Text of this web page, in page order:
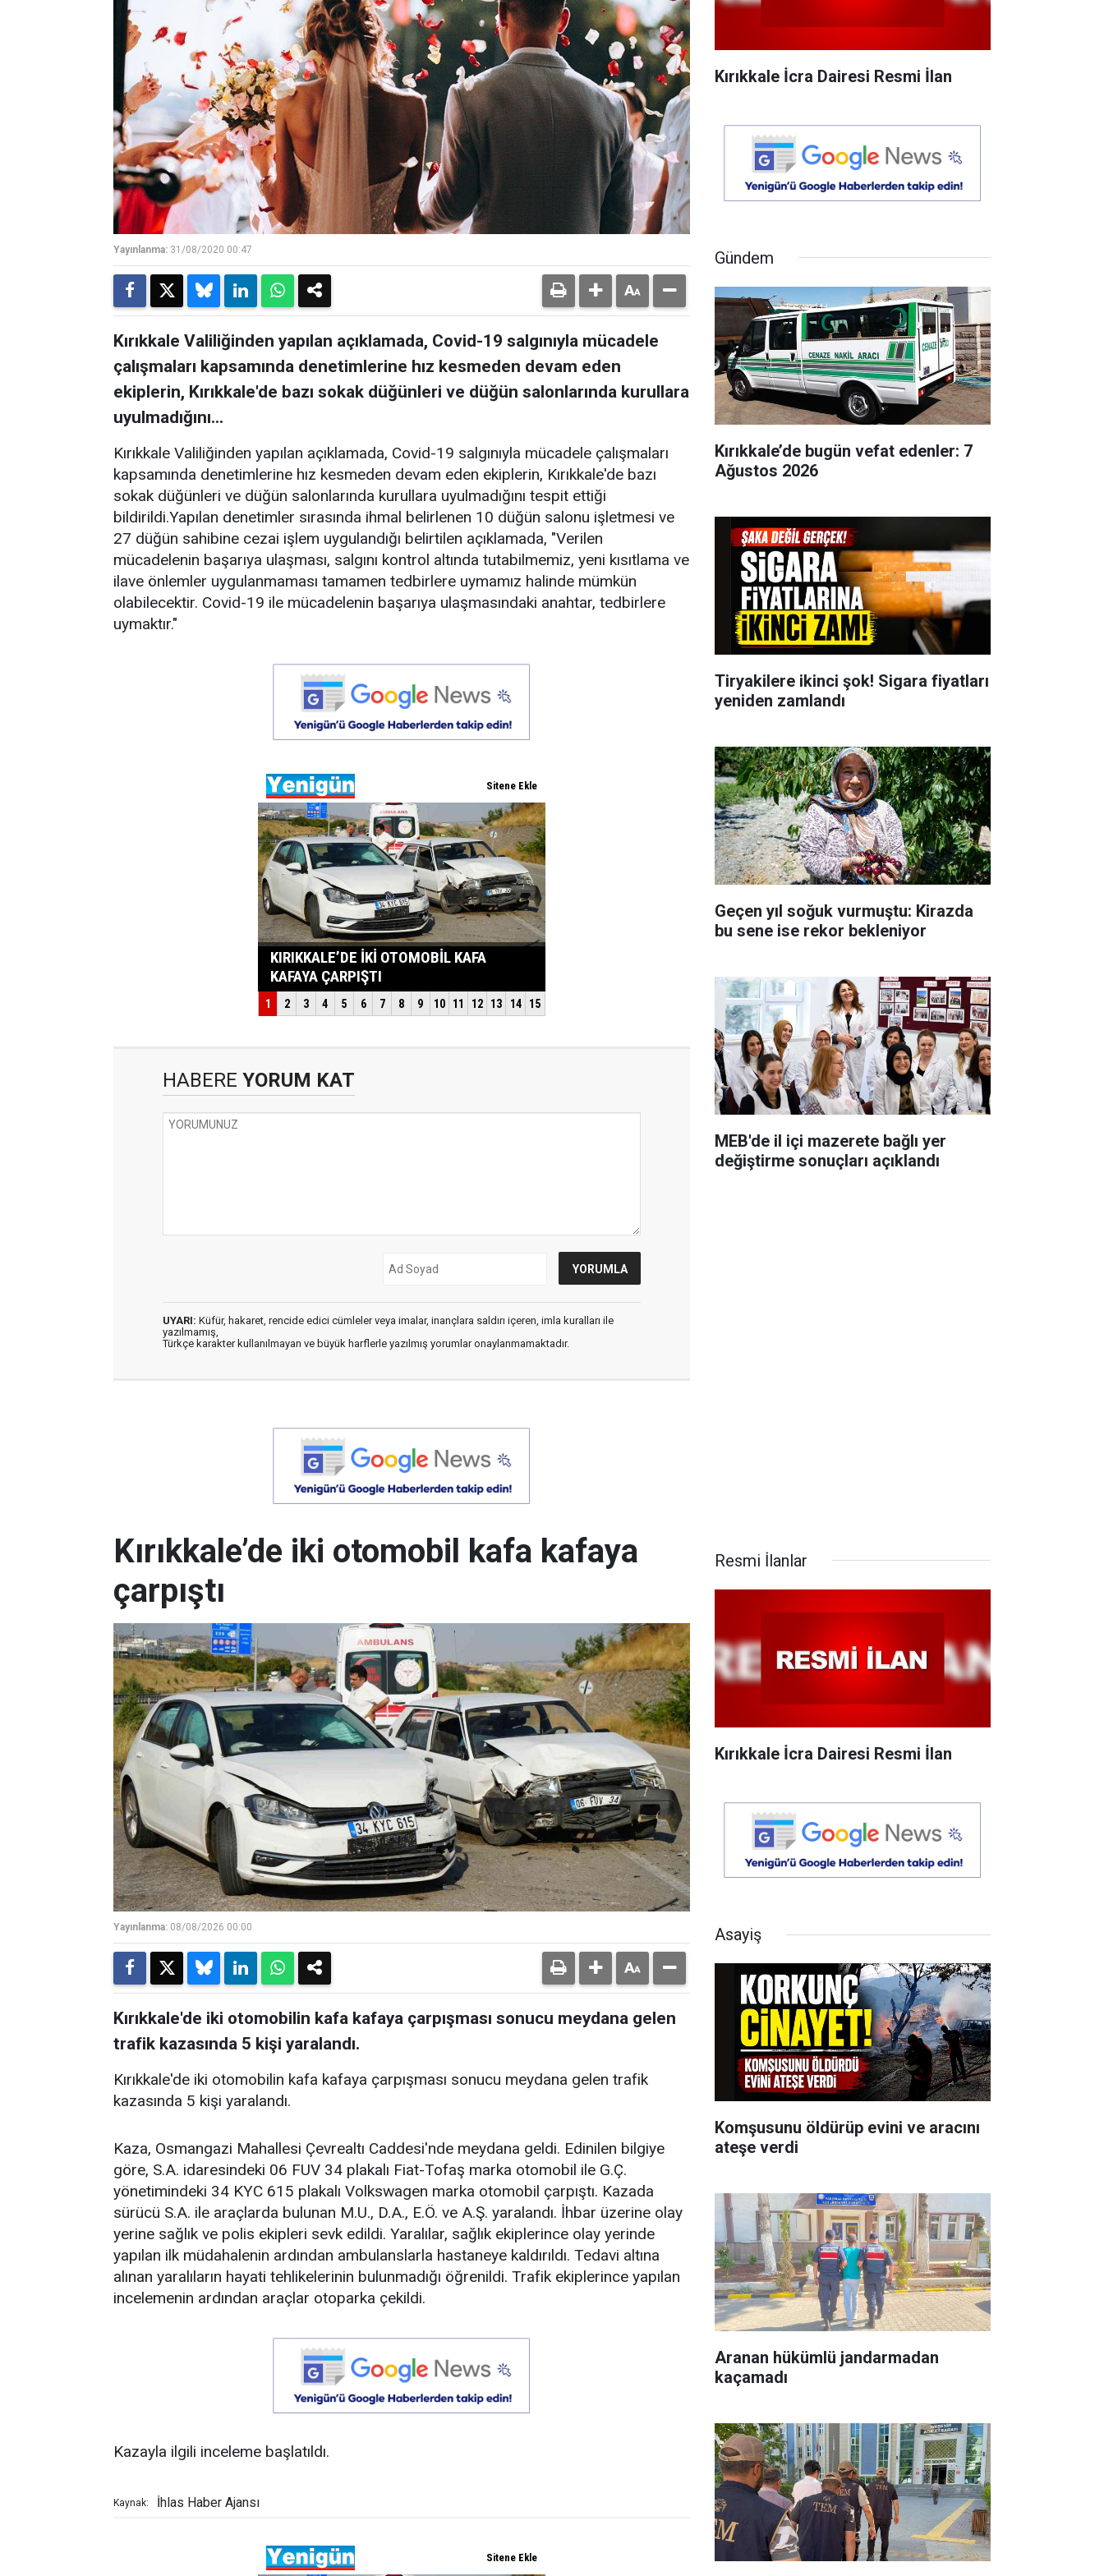
Yayınlanma: 31/08/2020 00:47
Kırıkkale Valiliğinden yapılan açıklamada, Covid-19 salgınıyla mücadele
çalışmaları kapsamında denetimlerine hız kesmeden devam eden
ekiplerin, Kırıkkale'de bazı sokak düğünleri ve düğün salonlarında kurullara
uyulmadığını...
Kırıkkale Valiliğinden yapılan açıklamada, Covid-19 salgınıyla mücadele çalışmaları
kapsamında denetimlerine hız kesmeden devam eden ekiplerin, Kırıkkale'de bazı
sokak düğünleri ve düğün salonlarında kurullara uyulmadığını tespit ettiği
bildirildi.Yapılan denetimler sırasında ihmal belirlenen 10 düğün salonu işletmesi ve
27 düğün sahibine cezai işlem uygulandığı belirtilen açıklamada, "Verilen
mücadelenin başarıya ulaşması, salgını kontrol altında tutabilmemiz, yeni kısıtlama ve
ilave önlemler uygulanmaması tamamen tedbirlere uymamız halinde mümkün
olabilecektir. Covid-19 ile mücadelenin başarıya ulaşmasındaki anahtar, tedbirlere
uymaktır."
HABERE YORUM KAT
UYARI: Küfür, hakaret, rencide edici cümleler veya imalar, inançlara saldırı içeren, imla kuralları ile
yazılmamış,
Türkçe karakter kullanılmayan ve büyük harflerle yazılmış yorumlar onaylanmamaktadır.
Kırıkkale İcra Dairesi Resmi İlan
Gündem
Kırıkkale’de bugün vefat edenler: 7
Ağustos 2026
Tiryakilere ikinci şok! Sigara fiyatları
yeniden zamlandı
Geçen yıl soğuk vurmuştu: Kirazda
bu sene ise rekor bekleniyor
MEB'de il içi mazerete bağlı yer
değiştirme sonuçları açıklandı
Kırıkkale’de iki otomobil kafa kafaya
çarpıştı
Yayınlanma: 08/08/2026 00:00
Kırıkkale'de iki otomobilin kafa kafaya çarpışması sonucu meydana gelen
trafik kazasında 5 kişi yaralandı.
Kırıkkale'de iki otomobilin kafa kafaya çarpışması sonucu meydana gelen trafik
kazasında 5 kişi yaralandı.
Kaza, Osmangazi Mahallesi Çevrealtı Caddesi'nde meydana geldi. Edinilen bilgiye
göre, S.A. idaresindeki 06 FUV 34 plakalı Fiat-Tofaş marka otomobil ile G.Ç.
yönetimindeki 34 KYC 615 plakalı Volkswagen marka otomobil çarpıştı. Kazada
sürücü S.A. ile araçlarda bulunan M.U., D.A., E.Ö. ve A.Ş. yaralandı. İhbar üzerine olay
yerine sağlık ve polis ekipleri sevk edildi. Yaralılar, sağlık ekiplerince olay yerinde
yapılan ilk müdahalenin ardından ambulanslarla hastaneye kaldırıldı. Tedavi altına
alınan yaralıların hayati tehlikelerinin bulunmadığı öğrenildi. Trafik ekiplerince yapılan
incelemenin ardından araçlar otoparka çekildi.
Kazayla ilgili inceleme başlatıldı.
Kaynak: İhlas Haber Ajansı
Resmi İlanlar
Kırıkkale İcra Dairesi Resmi İlan
Asayiş
Komşusunu öldürüp evini ve aracını
ateşe verdi
Aranan hükümlü jandarmadan
kaçamadı